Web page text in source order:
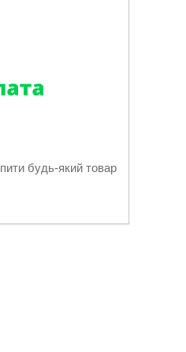
будь-який товар